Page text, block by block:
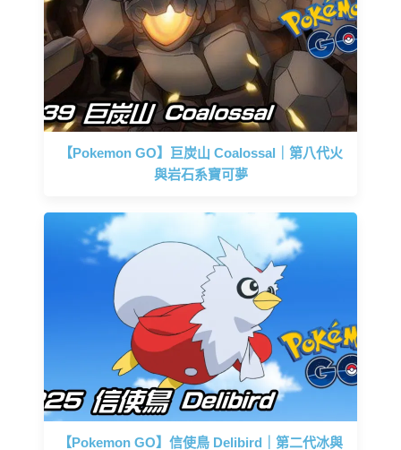
【Pokemon GO】巨炭山 Coalossal｜第八代火
與岩石系寶可夢
【Pokemon GO】信使鳥 Delibird｜第二代冰與